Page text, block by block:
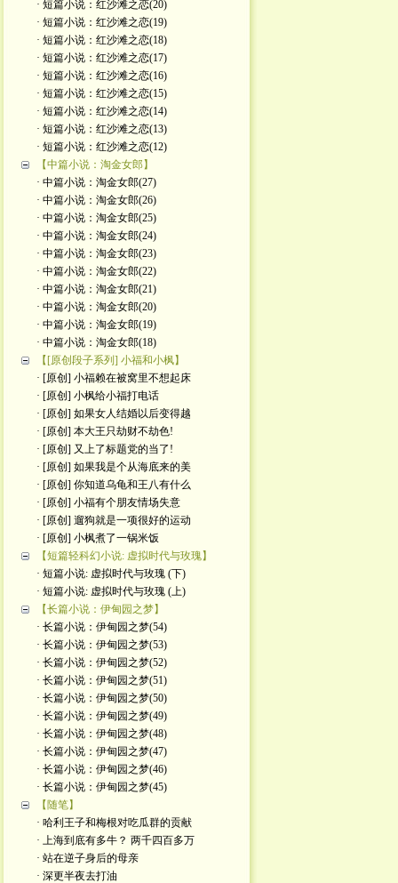
· 短篇小说：红沙滩之恋(20)
· 短篇小说：红沙滩之恋(19)
· 短篇小说：红沙滩之恋(18)
· 短篇小说：红沙滩之恋(17)
· 短篇小说：红沙滩之恋(16)
· 短篇小说：红沙滩之恋(15)
· 短篇小说：红沙滩之恋(14)
· 短篇小说：红沙滩之恋(13)
· 短篇小说：红沙滩之恋(12)
【中篇小说：淘金女郎】
· 中篇小说：淘金女郎(27)
· 中篇小说：淘金女郎(26)
· 中篇小说：淘金女郎(25)
· 中篇小说：淘金女郎(24)
· 中篇小说：淘金女郎(23)
· 中篇小说：淘金女郎(22)
· 中篇小说：淘金女郎(21)
· 中篇小说：淘金女郎(20)
· 中篇小说：淘金女郎(19)
· 中篇小说：淘金女郎(18)
【[原创段子系列] 小福和小枫】
· [原创] 小福赖在被窝里不想起床
· [原创] 小枫给小福打电话
· [原创] 如果女人结婚以后变得越
· [原创] 本大王只劫财不劫色!
· [原创] 又上了标题党的当了!
· [原创] 如果我是个从海底来的美
· [原创] 你知道乌龟和王八有什么
· [原创] 小福有个朋友情场失意
· [原创] 遛狗就是一项很好的运动
· [原创] 小枫煮了一锅米饭
【短篇轻科幻小说: 虚拟时代与玫瑰】
· 短篇小说: 虚拟时代与玫瑰 (下)
· 短篇小说: 虚拟时代与玫瑰 (上)
【长篇小说：伊甸园之梦】
· 长篇小说：伊甸园之梦(54)
· 长篇小说：伊甸园之梦(53)
· 长篇小说：伊甸园之梦(52)
· 长篇小说：伊甸园之梦(51)
· 长篇小说：伊甸园之梦(50)
· 长篇小说：伊甸园之梦(49)
· 长篇小说：伊甸园之梦(48)
· 长篇小说：伊甸园之梦(47)
· 长篇小说：伊甸园之梦(46)
· 长篇小说：伊甸园之梦(45)
【随笔】
· 哈利王子和梅根对吃瓜群的贡献
· 上海到底有多牛？ 两千四百多万
· 站在逆子身后的母亲
· 深更半夜去打油